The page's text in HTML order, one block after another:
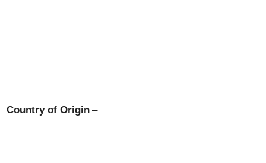
Country of Origin –